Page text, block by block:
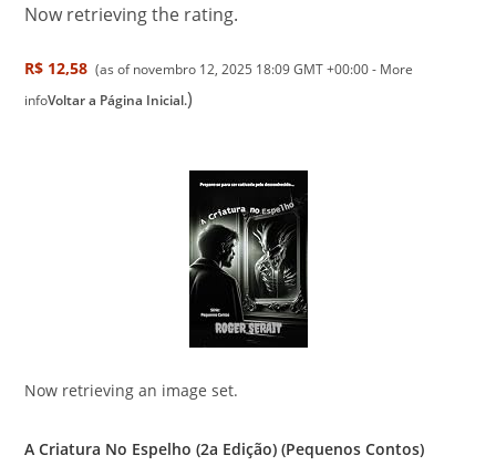
Now retrieving the rating.
R$ 12,58 (as of novembro 12, 2025 18:09 GMT +00:00 - More
infoVoltar a Página Inicial.)
Now retrieving an image set.
A Criatura No Espelho (2a Edição) (Pequenos Contos)